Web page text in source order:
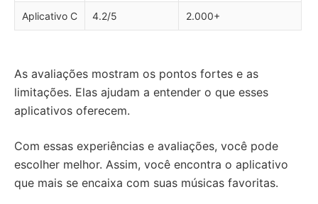
Aplicativo C 4.2/5 2.000+
As avaliações mostram os pontos fortes e as
limitações. Elas ajudam a entender o que esses
aplicativos oferecem.
Com essas experiências e avaliações, você pode
escolher melhor. Assim, você encontra o aplicativo
que mais se encaixa com suas músicas favoritas.